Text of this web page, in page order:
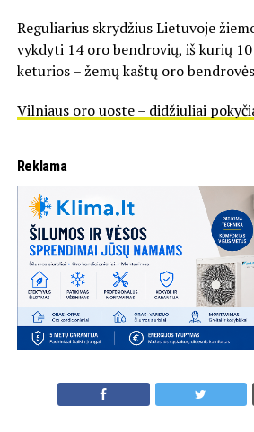
Reguliarius skrydžius Lietuvoje
vykdyti 14 oro bendrovių, iš kurių
keturios – žemų kaštų oro
Vilniaus oro uoste – didžiuliai
Reklama